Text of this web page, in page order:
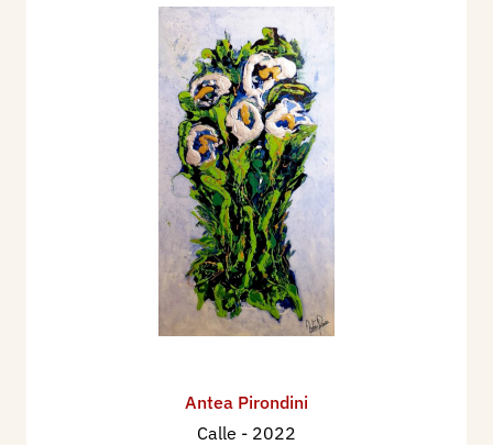
Antea Pirondini
Calle - 2022